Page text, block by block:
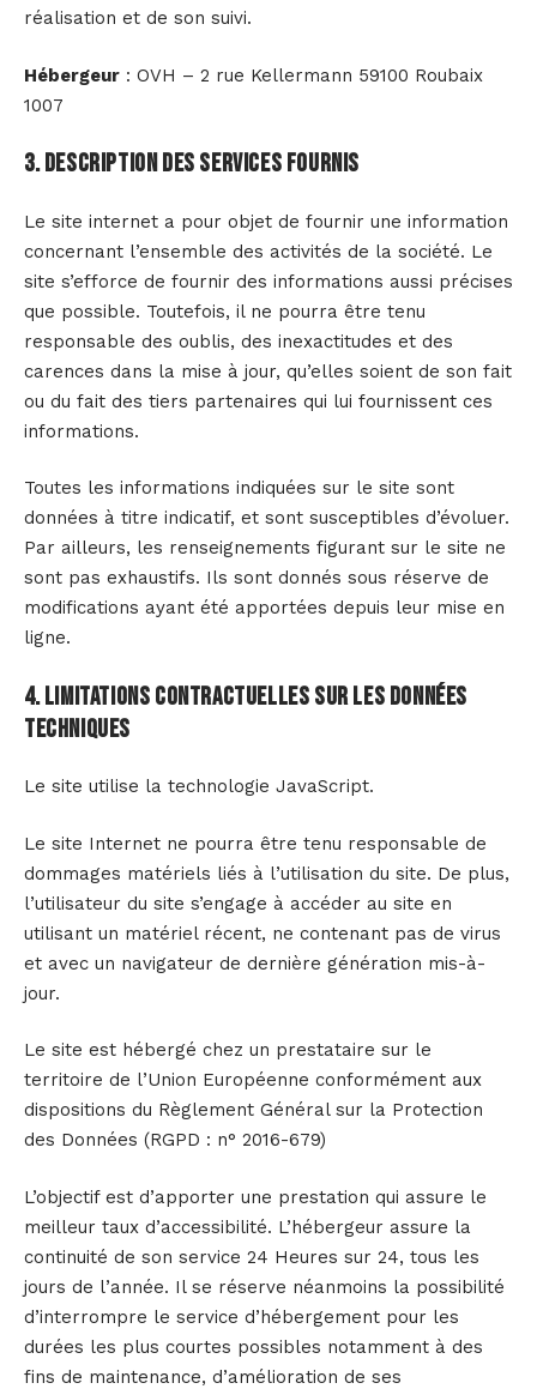
réalisation et de son suivi.
Hébergeur : OVH – 2 rue Kellermann 59100 Roubaix
1007
3. Description des services fournis
Le site internet a pour objet de fournir une information
concernant l’ensemble des activités de la société. Le
site s’efforce de fournir des informations aussi précises
que possible. Toutefois, il ne pourra être tenu
responsable des oublis, des inexactitudes et des
carences dans la mise à jour, qu’elles soient de son fait
ou du fait des tiers partenaires qui lui fournissent ces
informations.
Toutes les informations indiquées sur le site sont
données à titre indicatif, et sont susceptibles d’évoluer.
Par ailleurs, les renseignements figurant sur le site ne
sont pas exhaustifs. Ils sont donnés sous réserve de
modifications ayant été apportées depuis leur mise en
ligne.
4. Limitations contractuelles sur les données
techniques
Le site utilise la technologie JavaScript.
Le site Internet ne pourra être tenu responsable de
dommages matériels liés à l’utilisation du site. De plus,
l’utilisateur du site s’engage à accéder au site en
utilisant un matériel récent, ne contenant pas de virus
et avec un navigateur de dernière génération mis-à-
jour.
Le site est hébergé chez un prestataire sur le
territoire de l’Union Européenne conformément aux
dispositions du Règlement Général sur la Protection
des Données (RGPD : n° 2016-679)
L’objectif est d’apporter une prestation qui assure le
meilleur taux d’accessibilité. L’hébergeur assure la
continuité de son service 24 Heures sur 24, tous les
jours de l’année. Il se réserve néanmoins la possibilité
d’interrompre le service d’hébergement pour les
durées les plus courtes possibles notamment à des
fins de maintenance, d’amélioration de ses